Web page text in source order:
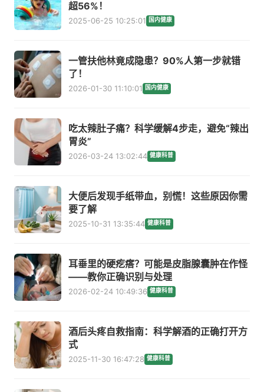
超56%！
2025-06-25 10:25:01 国内健康
一管扶他林竟成隐患？90%人第一步就错
了！
2026-01-30 11:10:01 国内健康
吃太辣肚子痛？科学缓解4步走，避免“辣出
胃炎”
2026-03-24 13:02:44 健康科普
大便后发现手纸带血，别慌！这些原因你需
要了解
2025-10-31 13:35:44 健康科普
耳垂里的硬疙瘩？可能是皮脂腺囊肿在作怪
——教你正确识别与处理
2026-02-24 10:49:36 健康科普
酒后头疼自救指南：科学解酒的正确打开方
式
2025-11-30 16:47:28 健康科普